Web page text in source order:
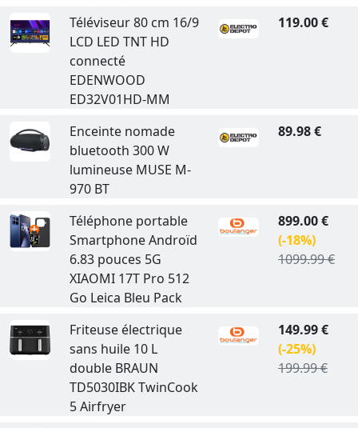
Téléviseur 80 cm 16/9
LCD LED TNT HD
connecté
EDENWOOD
ED32V01HD-MM
119.00 €
Enceinte nomade
bluetooth 300 W
lumineuse MUSE M-
970 BT
89.98 €
Téléphone portable
Smartphone Androïd
6.83 pouces 5G
XIAOMI 17T Pro 512
Go Leica Bleu Pack
899.00 €
(-18%)
1099.99 €
Friteuse électrique
sans huile 10 L
double BRAUN
TD5030IBK TwinCook
5 Airfryer
149.99 €
(-25%)
199.99 €